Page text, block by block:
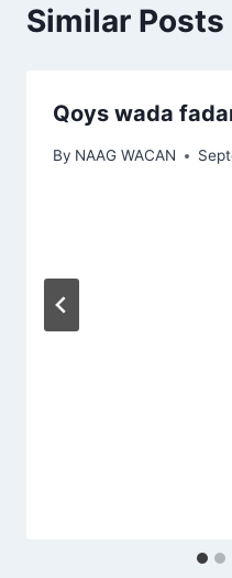
Similar Posts
Qoys wada
By NAAG WACAN